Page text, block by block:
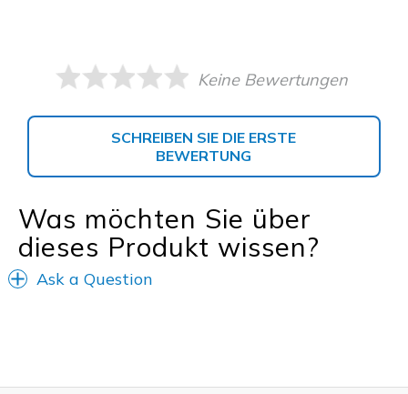
Keine Bewertungen
SCHREIBEN SIE DIE ERSTE
BEWERTUNG
Was möchten Sie über
dieses Produkt wissen?
Ask a Question